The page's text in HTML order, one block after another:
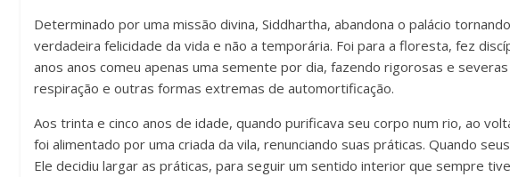
Determinado por uma missão divina, Siddhartha, abandona o palácio
verdadeira felicidade da vida e não a temporária. Foi para a floresta, fez
anos anos comeu apenas uma semente por dia, fazendo rigorosas e
respiração e outras formas extremas de automortificação.
Aos trinta e cinco anos de idade, quando purificava seu corpo num rio, ao
foi alimentado por uma criada da vila, renunciando suas práticas. Quando
Ele decidiu largar as práticas, para seguir um sentido interior que sempre